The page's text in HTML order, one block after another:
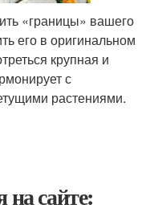
«границы» вашего
его в оригинальном
крупная и
с
растениями.
на сайте: